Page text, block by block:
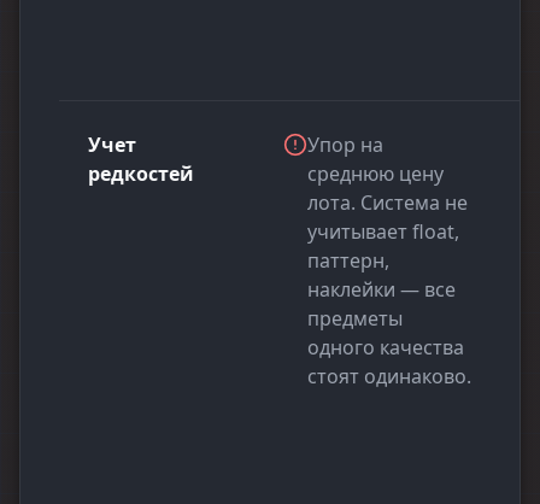
Учет
редкостей
Упор на
среднюю цену
лота. Система не
учитывает float,
паттерн,
наклейки — все
предметы
одного качества
стоят одинаково.